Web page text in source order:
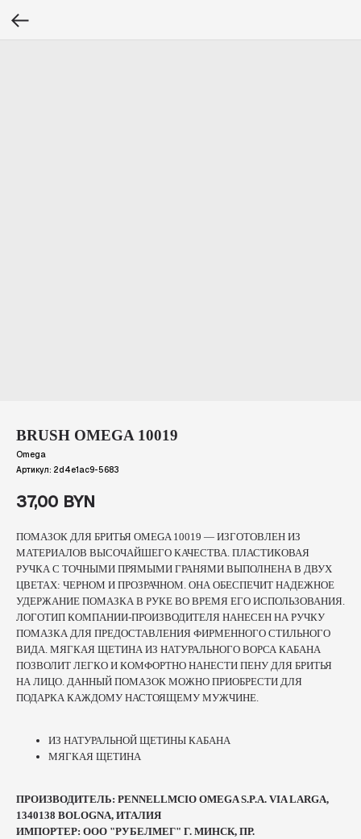
BRUSH OMEGA 10019
Omega
Артикул: 2d4e1ac9-5683
37,00 BYN
ПОМАЗОК ДЛЯ БРИТЬЯ OMEGA 10019 — ИЗГОТОВЛЕН ИЗ
МАТЕРИАЛОВ ВЫСОЧАЙШЕГО КАЧЕСТВА. ПЛАСТИКОВАЯ
РУЧКА С ТОЧНЫМИ ПРЯМЫМИ ГРАНЯМИ ВЫПОЛНЕНА В ДВУХ
ЦВЕТАХ: ЧЕРНОМ И ПРОЗРАЧНОМ. ОНА ОБЕСПЕЧИТ НАДЕЖНОЕ
УДЕРЖАНИЕ ПОМАЗКА В РУКЕ ВО ВРЕМЯ ЕГО ИСПОЛЬЗОВАНИЯ.
ЛОГОТИП КОМПАНИИ-ПРОИЗВОДИТЕЛЯ НАНЕСЕН НА РУЧКУ
ПОМАЗКА ДЛЯ ПРЕДОСТАВЛЕНИЯ ФИРМЕННОГО СТИЛЬНОГО
ВИДА. МЯГКАЯ ЩЕТИНА ИЗ НАТУРАЛЬНОГО ВОРСА КАБАНА
ПОЗВОЛИТ ЛЕГКО И КОМФОРТНО НАНЕСТИ ПЕНУ ДЛЯ БРИТЬЯ
НА ЛИЦО. ДАННЫЙ ПОМАЗОК МОЖНО ПРИОБРЕСТИ ДЛЯ
ПОДАРКА КАЖДОМУ НАСТОЯЩЕМУ МУЖЧИНЕ.
ИЗ НАТУРАЛЬНОЙ ЩЕТИНЫ КАБАНА
МЯГКАЯ ЩЕТИНА
ПРОИЗВОДИТЕЛЬ: PENNELLMCIO OMEGA S.P.A. VIA LARGA,
1340138 BOLOGNA, ИТАЛИЯ
ИМПОРТЕР: ООО "РУБЕЛМЕГ" Г. МИНСК, ПР.